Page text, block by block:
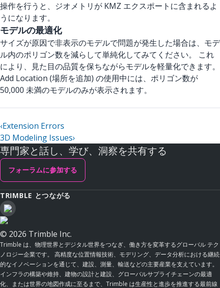
操作を行うと、ジオメトリが KMZ エクスポートに含まれるよ
うになります。
モデルの最適化
サイズが原因で非表示のモデルで問題が発生した場合は、モデ
ル内のポリゴン数を減らして単純化してみてください。 これ
により、見た目の品質を保ちながらモデルを軽量化できます。
Add Location (場所を追加) の使用中には、ポリゴン数が
50,000 未満のモデルのみが表示されます。
‹Extension Errors
3D Modeling Issues›
専門家と話し、学び、洞察を共有する
フォーラムに参加する
TRIMBLE とつながる
© 2026 Trimble Inc.
Trimble は、物理世界とデジタル世界をつなぎ、働き方を変革するグローバル テク
ノロジー企業です。 高精度な位置情報技術、モデリング、データ分析における継続
的なイノベーションを通じて、建設、測量、輸送などの主要産業を支えています。
インフラの構築や維持、建物の設計と建設、グローバルサプライチェーンの最適
化、または世界の地図作成に至るまで、Trimble は生産性と進歩を推進する最前線